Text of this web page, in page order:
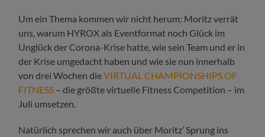
Um ein Thema kommen wir nicht herum: Moritz verrät
uns, warum HYROX als Eventformat noch Glück im
Unglück der Corona-Krise hatte, wie sein Team und er in
der Krise umgedacht haben und wie sie nun innerhalb
von drei Wochen dieVIRTUAL CHAMPIONSHIPS OF
FITNESS – die größte virtuelle Fitness Competition – im
Juli umsetzen.
Natürlich sprechen wir auch über Moritz’ Sprung ins